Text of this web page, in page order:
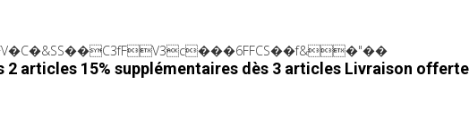
2 articles 15% supplémentaires dès 3 articles Livraison